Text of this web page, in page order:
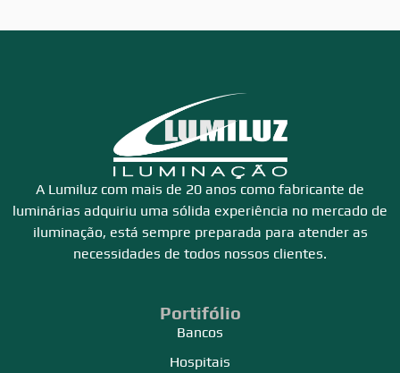
A Lumiluz com mais de 20 anos como fabricante de
luminárias adquiriu uma sólida experiência no mercado de
iluminação, está sempre preparada para atender as
necessidades de todos nossos clientes.
Portifólio
Bancos
Hospitais